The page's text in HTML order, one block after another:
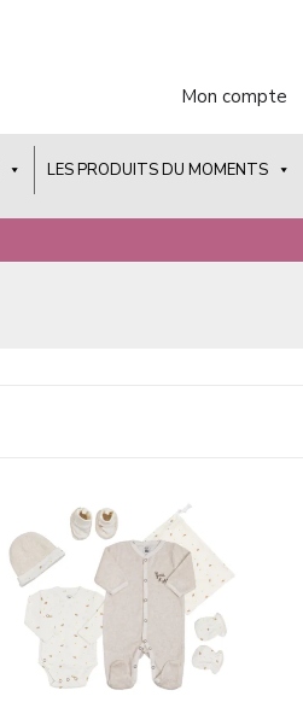
Mon compte
LES PRODUITS DU MOMENTS